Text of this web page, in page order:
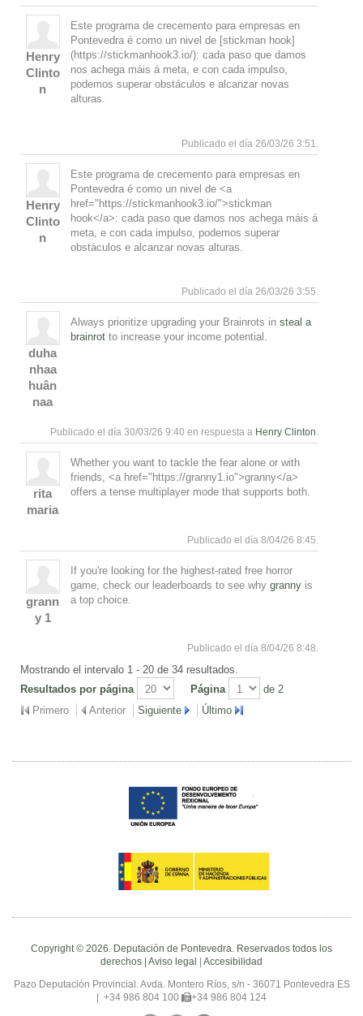
Henry
Clinto
n
Este programa de crecemento para empresas en
Pontevedra é como un nivel de [stickman hook]
(https://stickmanhook3.io/): cada paso que damos
nos achega máis á meta, e con cada impulso,
podemos superar obstáculos e alcanzar novas
alturas.
Publicado el día 26/03/26 3:51.
Henry
Clinto
n
Este programa de crecemento para empresas en
Pontevedra é como un nivel de <a
href="https://stickmanhook3.io/">stickman
hook</a>: cada paso que damos nos achega máis á
meta, e con cada impulso, podemos superar
obstáculos e alcanzar novas alturas.
Publicado el día 26/03/26 3:55.
duha
nhaa
huân
naa
Always prioritize upgrading your Brainrots in steal a
brainrotto increase your income potential.
Publicado el día 30/03/26 9:40 en respuesta a Henry Clinton
rita
maria
Whether you want to tackle the fear alone or with
friends, <a href="https://granny1.io">granny</a>
offers a tense multiplayer mode that supports both.
Publicado el día 8/04/26 8:45.
grann
y 1
If you're looking for the highest-rated free horror
game, check our leaderboards to see why grannyis
a top choice.
Publicado el día 8/04/26 8:48.
Mostrando el intervalo 1 - 20 de 34 resultados.
Resultados por página
Página
de 2
Primero
Anterior Siguiente Último
Copyright © 2026. Deputación de Pontevedra. Reservados todos los
derechos | Aviso legal | Accesibilidad
Pazo Deputación Provincial. Avda. Montero Ríos, s/n - 36071 Pontevedra ES
| +34 986 804 100
+34 986 804 124